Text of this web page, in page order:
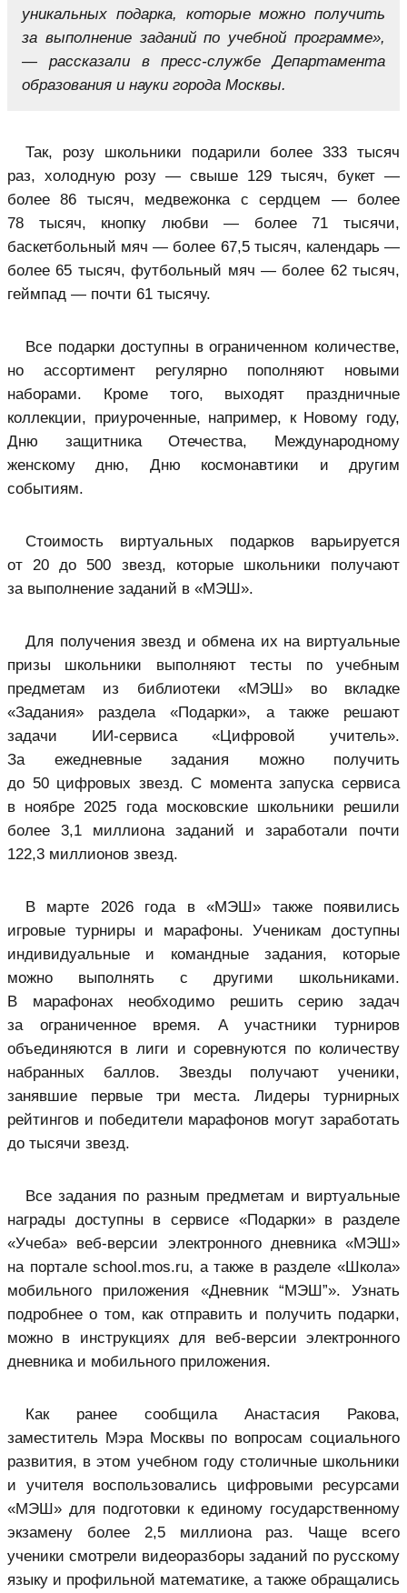
уникальных подарка, которые можно получить
за выполнение заданий по учебной программе»,
— рассказали в пресс-службе Департамента
образования и науки города Москвы.
Так, розу школьники подарили более 333 тысяч
раз, холодную розу — свыше 129 тысяч, букет —
более 86 тысяч, медвежонка с сердцем — более
78 тысяч, кнопку любви — более 71 тысячи,
баскетбольный мяч — более 67,5 тысяч, календарь —
более 65 тысяч, футбольный мяч — более 62 тысяч,
геймпад — почти 61 тысячу.
Все подарки доступны в ограниченном количестве,
но ассортимент регулярно пополняют новыми
наборами. Кроме того, выходят праздничные
коллекции, приуроченные, например, к Новому году,
Дню защитника Отечества, Международному
женскому дню, Дню космонавтики и другим
событиям.
Стоимость виртуальных подарков варьируется
от 20 до 500 звезд, которые школьники получают
за выполнение заданий в «МЭШ».
Для получения звезд и обмена их на виртуальные
призы школьники выполняют тесты по учебным
предметам из библиотеки «МЭШ» во вкладке
«Задания» раздела «Подарки», а также решают
задачи ИИ-сервиса «Цифровой учитель».
За ежедневные задания можно получить
до 50 цифровых звезд. С момента запуска сервиса
в ноябре 2025 года московские школьники решили
более 3,1 миллиона заданий и заработали почти
122,3 миллионов звезд.
В марте 2026 года в «МЭШ» также появились
игровые турниры и марафоны. Ученикам доступны
индивидуальные и командные задания, которые
можно выполнять с другими школьниками.
В марафонах необходимо решить серию задач
за ограниченное время. А участники турниров
объединяются в лиги и соревнуются по количеству
набранных баллов. Звезды получают ученики,
занявшие первые три места. Лидеры турнирных
рейтингов и победители марафонов могут заработать
до тысячи звезд.
Все задания по разным предметам и виртуальные
награды доступны в сервисе «Подарки» в разделе
«Учеба» веб-версии электронного дневника «МЭШ»
на портале school.mos.ru, а также в разделе «Школа»
мобильного приложения «Дневник “МЭШ”». Узнать
подробнее о том, как отправить и получить подарки,
можно в инструкциях для веб-версии электронного
дневника и мобильного приложения.
Как ранее сообщила Анастасия Ракова,
заместитель Мэра Москвы по вопросам социального
развития, в этом учебном году столичные школьники
и учителя воспользовались цифровыми ресурсами
«МЭШ» для подготовки к единому государственному
экзамену более 2,5 миллиона раз. Чаще всего
ученики смотрели видеоразборы заданий по русскому
языку и профильной математике, а также обращались